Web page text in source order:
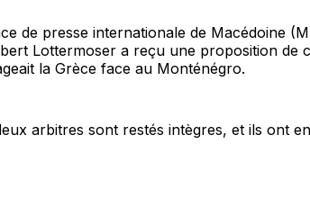
de presse internationale de Macédoine
Lottermoser a reçu une proposition de
la Grèce face au Monténégro.
arbitres sont restés intègres, et ils ont